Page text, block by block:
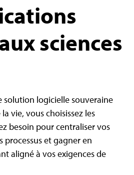
sciences
solution logicielle souveraine
vie, vous choisissez les
besoin pour centraliser vos
processus et gagner en
aligné à vos exigences de